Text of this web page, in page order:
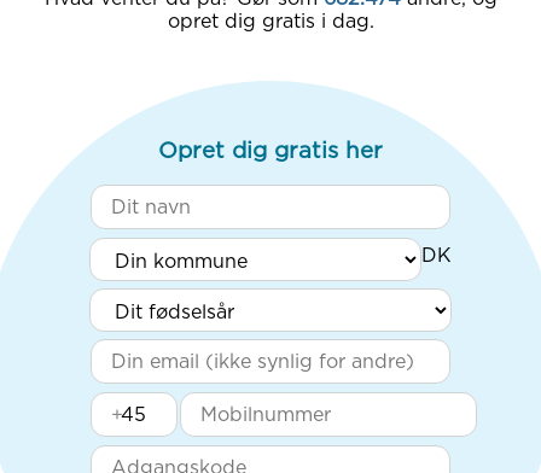
opret dig gratis i dag.
Opret dig gratis her
+